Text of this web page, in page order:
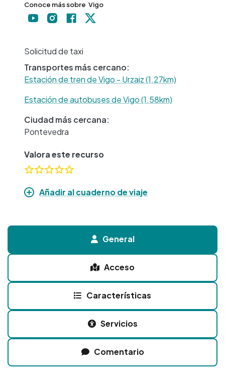
Conoce más sobre Vigo
Solicitud de taxi
Transportes más cercano:
Estación de tren de Vigo - Urzaiz (1.27km)
Estación de autobuses de Vigo (1.58km)
Ciudad más cercana:
Pontevedra
Valora este recurso
Añadir al cuaderno de viaje
General
Acceso
Características
Servicios
Comentario